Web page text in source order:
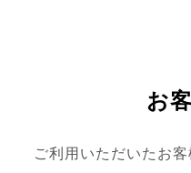
お
ご利用いただいたお